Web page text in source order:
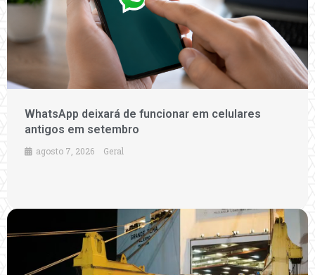
WhatsApp deixará de funcionar em celulares
antigos em setembro
agosto 7, 2026 Geral